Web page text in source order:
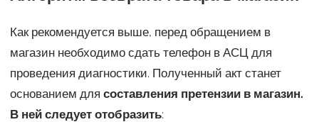
Как рекомендуется выше, перед обращением в
магазин необходимо сдать телефон в АСЦ для
проведения диагностики. Полученный акт станет
основанием для составления претензии в магазин.
В ней следует отобразить: